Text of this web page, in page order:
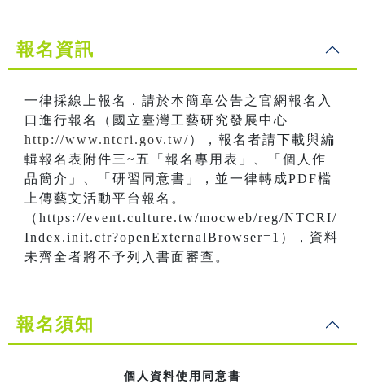
報名資訊
一律採線上報名．請於本簡章公告之官網報名入
口進行報名（國立臺灣工藝研究發展中心
http://www.ntcri.gov.tw/），報名者請下載與編
輯報名表附件三~五「報名專用表」、「個人作
品簡介」、「研習同意書」，並一律轉成PDF檔
上傳藝文活動平台報名。
（https://event.culture.tw/mocweb/reg/NTCRI/
Index.init.ctr?openExternalBrowser=1），資料
未齊全者將不予列入書面審查。
報名須知
個人資料使用同意書